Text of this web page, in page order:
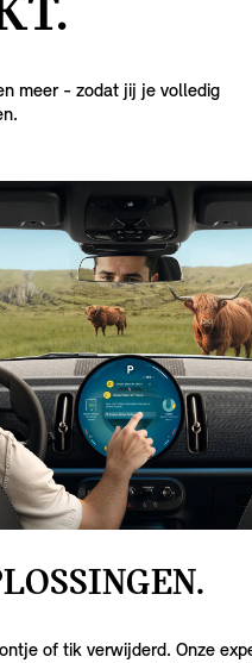
meer - zodat jij je volledig
of tik verwijderd. Onze